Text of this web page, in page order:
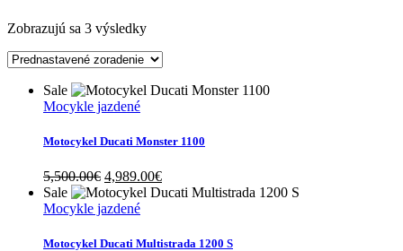
Zobrazujú sa 3 výsledky
Sale
Mocykle jazdené
Motocykel Ducati Monster 1100
5,500.00€ Original
price
was:
4,989.00€Current
price
Sale
Mocykle jazdené
Motocykel Ducati Multistrada 1200 S